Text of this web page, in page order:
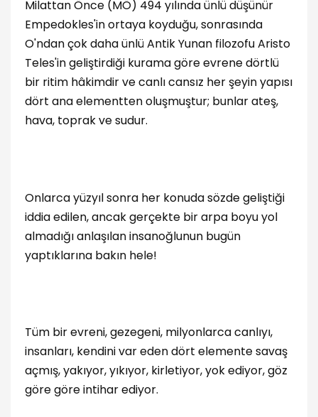
Milattan Önce (MÖ) 494 yılında ünlü düşünür
Empedokles'in ortaya koyduğu, sonrasında
O'ndan çok daha ünlü Antik Yunan filozofu Aristo
Teles'in geliştirdiği kurama göre evrene dörtlü
bir ritim hâkimdir ve canlı cansız her şeyin yapısı
dört ana elementten oluşmuştur; bunlar ateş,
hava, toprak ve sudur.
Onlarca yüzyıl sonra her konuda sözde geliştiği
iddia edilen, ancak gerçekte bir arpa boyu yol
almadığı anlaşılan insanoğlunun bugün
yaptıklarına bakın hele!
Tüm bir evreni, gezegeni, milyonlarca canlıyı,
insanları, kendini var eden dört elemente savaş
açmış, yakıyor, yıkıyor, kirletiyor, yok ediyor, göz
göre göre intihar ediyor.